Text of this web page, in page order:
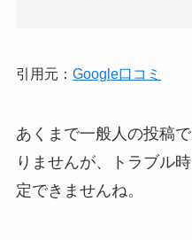
引用元： Google口コミ
あくまで一般人の投稿
りませんが、トラブル
定できませんね。